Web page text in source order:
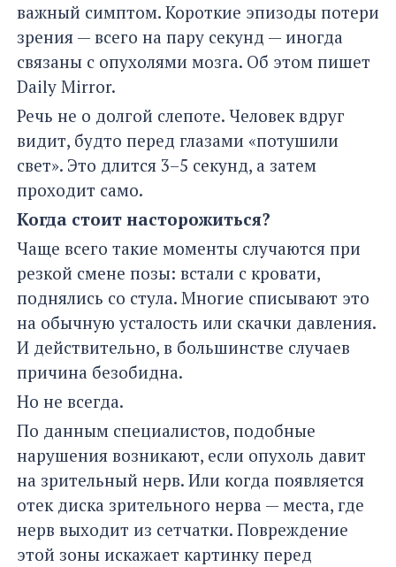
важный симптом. Короткие эпизоды потери
зрения — всего на пару секунд — иногда
связаны с опухолями мозга. Об этом пишет
Daily Mirror.
Речь не о долгой слепоте. Человек вдруг
видит, будто перед глазами «потушили
свет». Это длится 3–5 секунд, а затем
проходит само.
Когда стоит насторожиться?
Чаще всего такие моменты случаются при
резкой смене позы: встали с кровати,
поднялись со стула. Многие списывают это
на обычную усталость или скачки давления.
И действительно, в большинстве случаев
причина безобидна.
Но не всегда.
По данным специалистов, подобные
нарушения возникают, если опухоль давит
на зрительный нерв. Или когда появляется
отек диска зрительного нерва — места, где
нерв выходит из сетчатки. Повреждение
этой зоны искажает картинку перед